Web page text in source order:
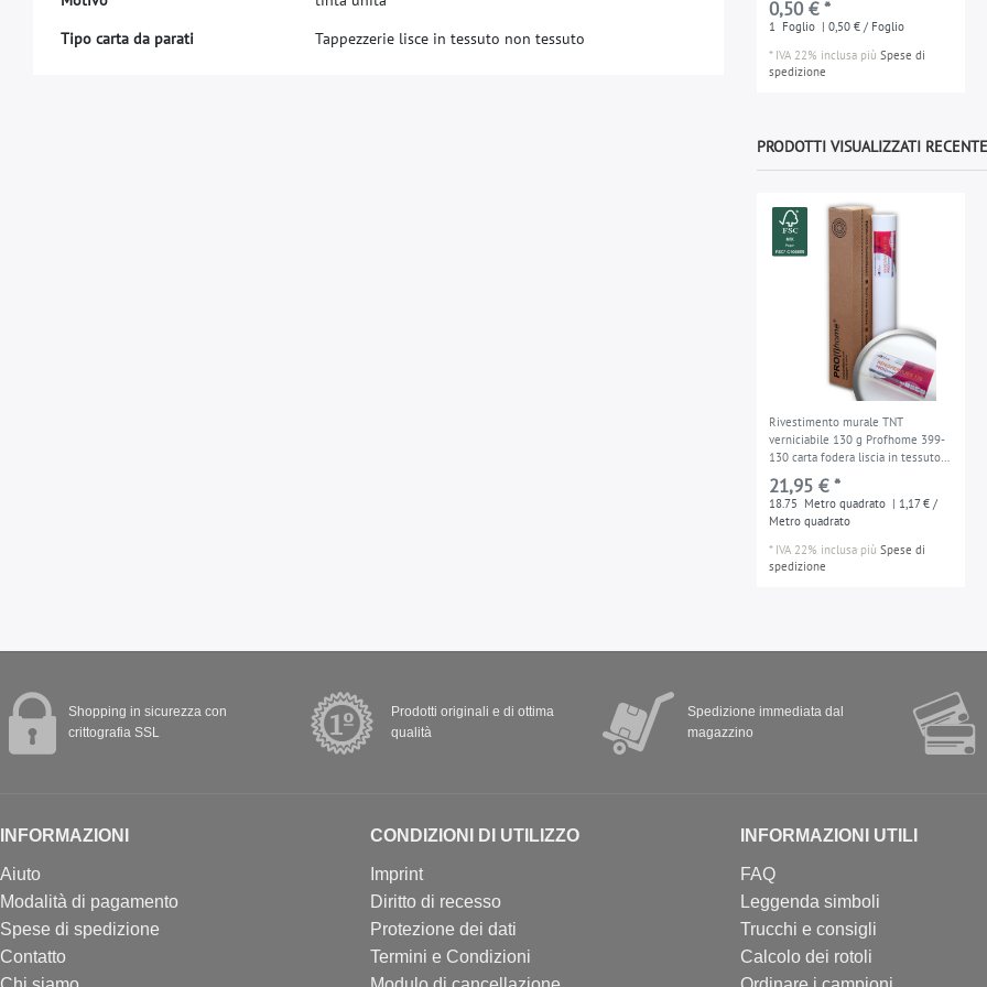
Tipo carta da parati
Tappezzerie lisce in tessuto non tessuto
0,50 € *
1 Foglio | 0,50 € / Foglio
* IVA 22% inclusa piùSpese di
spedizione
PRODOTTI VISUALIZZATI
Rivestimento murale TNT
verniciabile 130 g Profhome 399-
130 carta fodera liscia in tessuto
21,95 € *
18.75 Metro quadrato | 1,17 € /
Metro quadrato
* IVA 22% inclusa piùSpese di
spedizione
Shopping in sicurezza con
crittografia SSL
Prodotti originali e di ottima
qualità
Spedizione immediata dal
magazzino
INFORMAZIONI
Aiuto
Modalità di pagamento
Spese di spedizione
Contatto
CONDIZIONI DI UTILIZZO
Imprint
Diritto di recesso
Protezione dei dati
Termini e Condizioni
INFORMAZIONI UTILI
FAQ
Leggenda simboli
Trucchi e consigli
Calcolo dei rotoli